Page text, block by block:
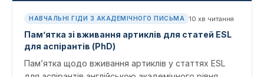
НАВЧАЛЬНІ ГІДИ З АКАДЕМІЧНОГО ПИСЬМА 10 хв читання
Пам’ятка зі вживання артиклів для статей ESL
для аспірантів (PhD)
Пам’ятка щодо вживання артиклів у статтях ESL